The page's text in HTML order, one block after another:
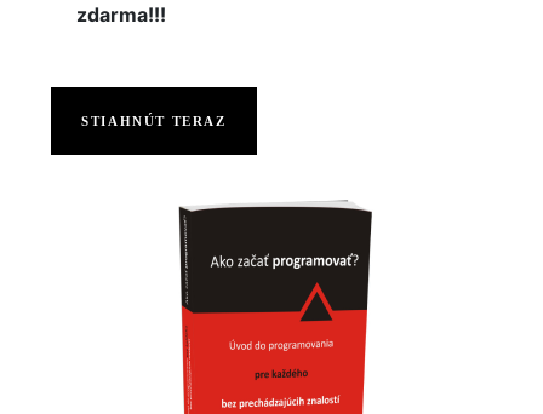
zdarma!!!
STIAHNÚT TERAZ